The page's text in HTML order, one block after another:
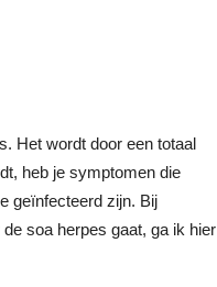
Het wordt door een totaal
heb je symptomen die
geïnfecteerd zijn. Bij
soa herpes gaat, ga ik hier